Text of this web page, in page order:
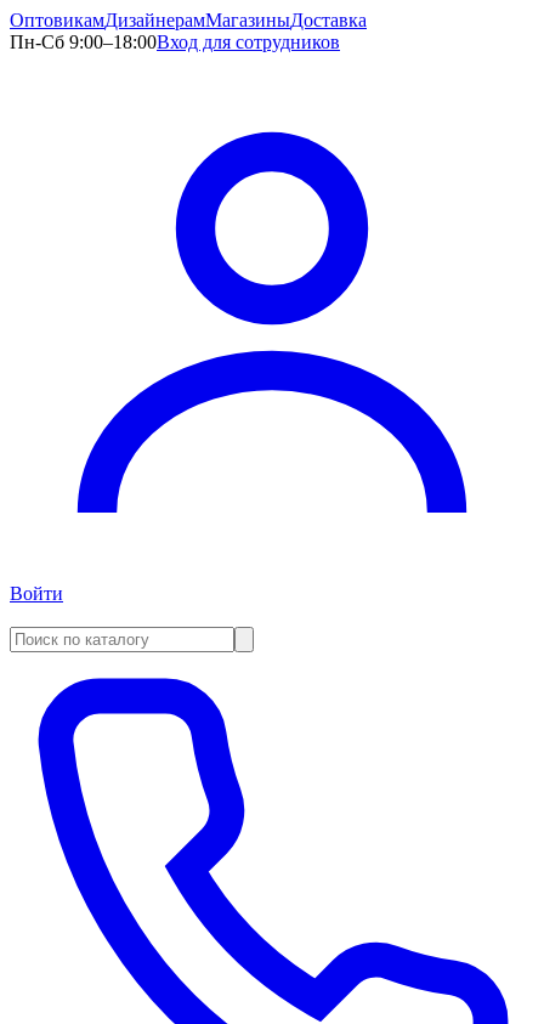
ОптовикамДизайнерамМагазиныДоставка
Пн-Сб 9:00–18:00Вход для сотрудников
Войти